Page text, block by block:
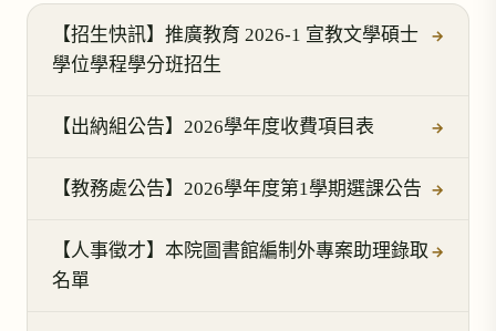
【招生快訊】推廣教育 2026-1 宣教文學碩士
學位學程學分班招生
→
【出納組公告】2026學年度收費項目表 →
【教務處公告】2026學年度第1學期選課公告 →
【人事徵才】本院圖書館編制外專案助理錄取
名單
→